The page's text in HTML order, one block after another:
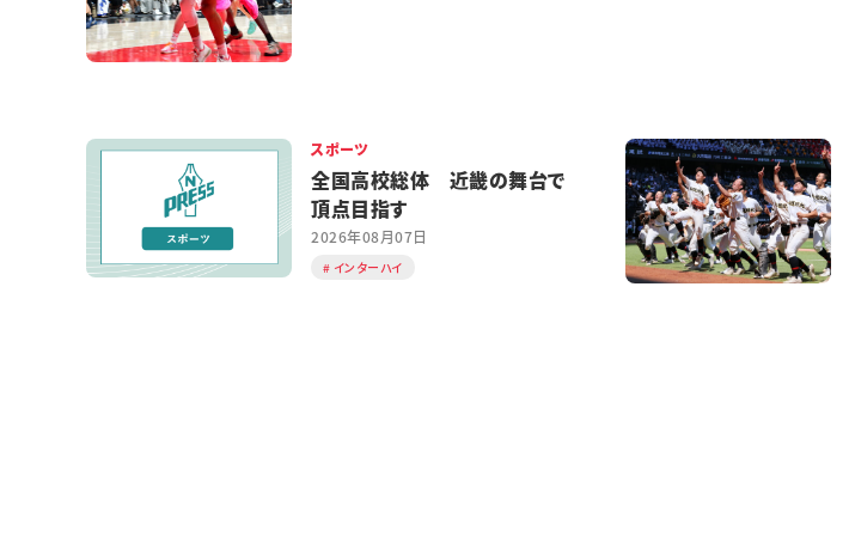
スポーツ
全国高校総体 近畿の舞台で
頂点目指す
2026年08月07日
インターハイ